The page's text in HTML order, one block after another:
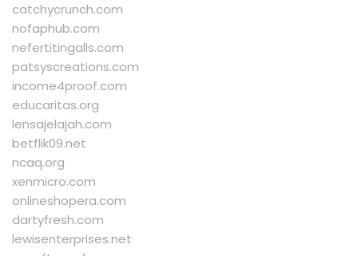
catchycrunch.com
nofaphub.com
nefertitingalls.com
patsyscreations.com
income4proof.com
educaritas.org
lensajelajah.com
betflik09.net
ncaq.org
xenmicro.com
onlineshopera.com
dartyfresh.com
lewisenterprises.net